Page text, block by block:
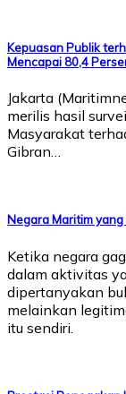
Kepuasan Publik
Mencapai 80,4
Jakarta
merilis hasil
Masyarakat
Gibran…
Negara Maritim
Ketika negara
dalam aktivitas
dipertanyakan
melainkan
itu sendiri.